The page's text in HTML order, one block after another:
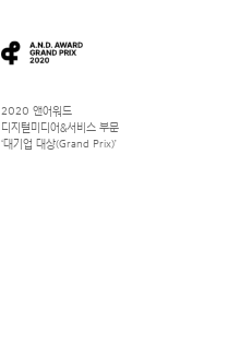
2020 앤어워드
디지털미디어&서비스 부문
‘대기업 대상(Grand Prix)’